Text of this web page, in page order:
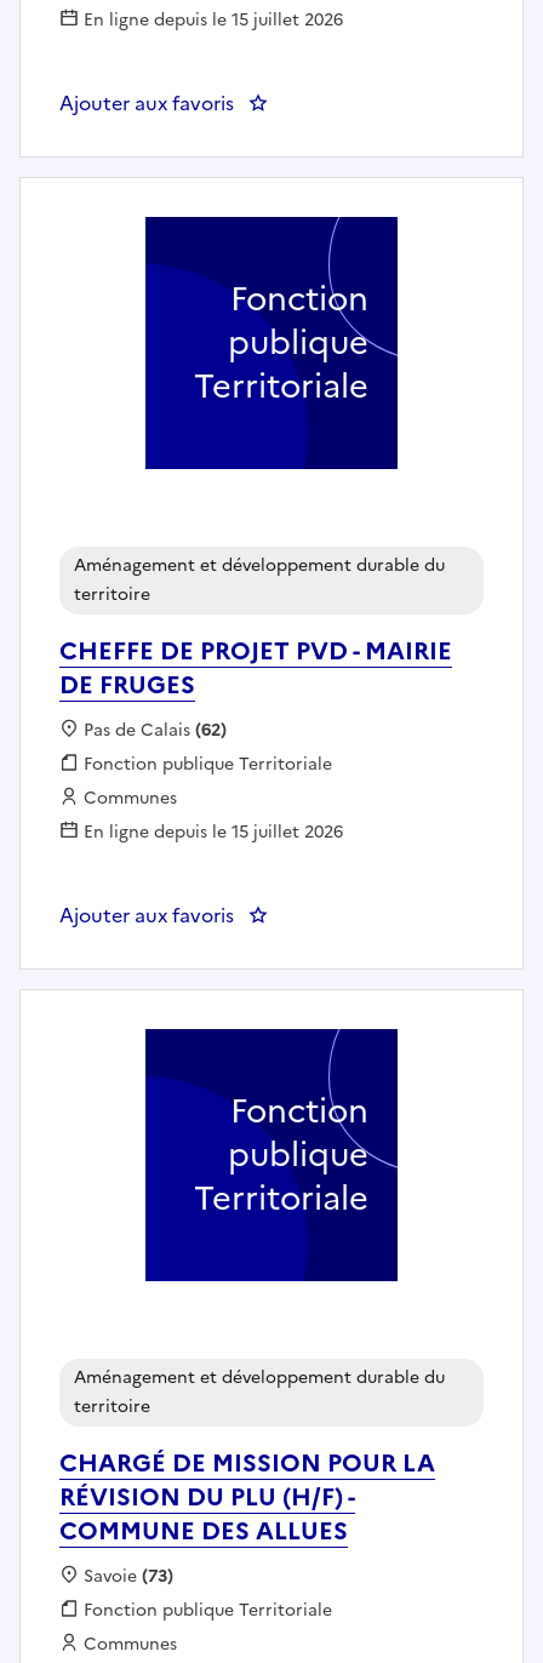
En ligne depuis le 15 juillet 2026
Ajouter aux favoris : CHEF.FE DU SERVICE
CHEFFE DE PROJET PVD - MAIRIE
DE FRUGES
Aménagement et développement durable du
territoire
Localisation :
Pas de Calais(62)
Fonction publique :
Fonction publique Territoriale
Employeur :
Communes
En ligne depuis le 15 juillet 2026
Ajouter aux favoris : CHEFFE DE PROJET PVD -
Fonction
publique
Territoriale
CHARGÉ DE MISSION POUR LA
RÉVISION DU PLU (H/F) -
COMMUNE DES ALLUES
Aménagement et développement durable du
territoire
Localisation :
Savoie(73)
Fonction publique :
Fonction publique Territoriale
Employeur :
Communes
Fonction
publique
Territoriale